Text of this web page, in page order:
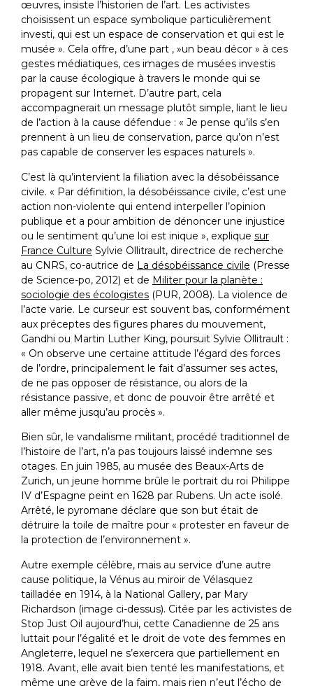
œuvres, insiste l’historien de l’art. Les activistes
choisissent un espace symbolique particulièrement
investi, qui est un espace de conservation et qui est le
musée ». Cela offre, d’une part , »un beau décor » à ces
gestes médiatiques, ces images de musées investis
par la cause écologique à travers le monde qui se
propagent sur Internet. D’autre part, cela
accompagnerait un message plutôt simple, liant le lieu
de l’action à la cause défendue : « Je pense qu’ils s’en
prennent à un lieu de conservation, parce qu’on n’est
pas capable de conserver les espaces naturels ».
C’est là qu’intervient la filiation avec la désobéissance
civile. « Par définition, la désobéissance civile, c’est une
action non-violente qui entend interpeller l’opinion
publique et a pour ambition de dénoncer une injustice
ou le sentiment qu’une loi est inique », explique sur
France Culture Sylvie Ollitrault, directrice de recherche
au CNRS, co-autrice de La désobéissance civile (Presse
de Science-po, 2012) et de Militer pour la planète :
sociologie des écologistes (PUR, 2008). La violence de
l’acte varie. Le curseur est souvent bas, conformément
aux préceptes des figures phares du mouvement,
Gandhi ou Martin Luther King, poursuit Sylvie Ollitrault :
« On observe une certaine attitude l’égard des forces
de l’ordre, principalement le fait d’assumer ses actes,
de ne pas opposer de résistance, ou alors de la
résistance passive, et donc de pouvoir être arrêté et
aller même jusqu’au procès ».
Bien sûr, le vandalisme militant, procédé traditionnel de
l’histoire de l’art, n’a pas toujours laissé indemne ses
otages. En juin 1985, au musée des Beaux-Arts de
Zurich, un jeune homme brûle le portrait du roi Philippe
IV d’Espagne peint en 1628 par Rubens. Un acte isolé.
Arrêté, le pyromane déclare que son but était de
détruire la toile de maître pour « protester en faveur de
la protection de l’environnement ».
Autre exemple célèbre, mais au service d’une autre
cause politique, la Vénus au miroir de Vélasquez
tailladée en 1914, à la National Gallery, par Mary
Richardson (image ci-dessus). Citée par les activistes de
Stop Just Oil aujourd’hui, cette Canadienne de 25 ans
luttait pour l’égalité et le droit de vote des femmes en
Angleterre, lequel ne s’exercera que partiellement en
1918. Avant, elle avait bien tenté les manifestations, et
même une grève de la faim, mais rien n’eut l’écho de